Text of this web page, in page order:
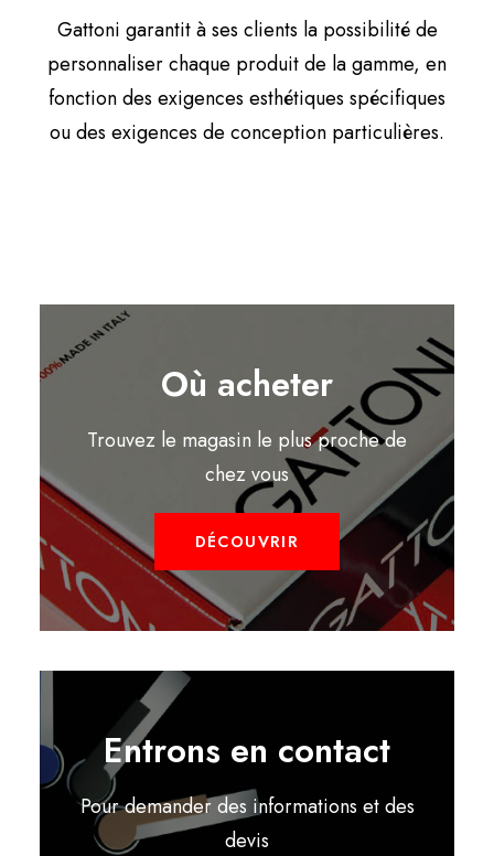
Gattoni garantit à ses clients la possibilité de
personnaliser chaque produit de la gamme, en
fonction des exigences esthétiques spécifiques
ou des exigences de conception particulières.
Où acheter
Trouvez le magasin le plus proche de
chez vous
DÉCOUVRIR
Entrons en contact
Pour demander des informations et des
devis